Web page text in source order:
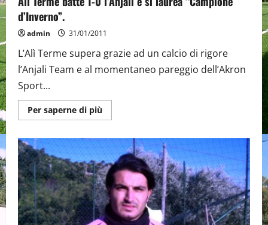
d’Inverno”.
admin 31/01/2011
L’Alì Terme supera grazie ad un calcio di rigore
l’Anjali Team e al momentaneo pareggio dell’Akron
Sport...
Per saperne di piùMaggiori
informazioni
Terme
batte
1-
0
l’Anjali
è
si
laurea
“Campione
d’Inverno”.